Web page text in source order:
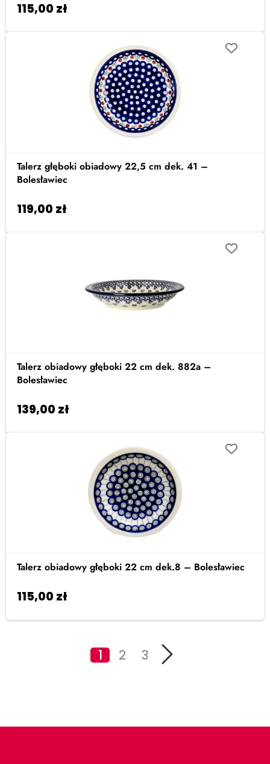
115,00 zł
Talerz głęboki obiadowy 22,5 cm dek. 41 –
Bolesławiec
119,00 zł
Talerz obiadowy głęboki 22 cm dek. 882a –
Bolesławiec
139,00 zł
Talerz obiadowy głęboki 22 cm dek.8 – Bolesławiec
115,00 zł
1 2 3